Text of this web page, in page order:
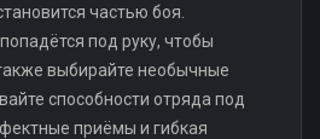
частью боя.
под руку, чтобы
выбирайте необычные
способности отряда под
приёмы и гибкая